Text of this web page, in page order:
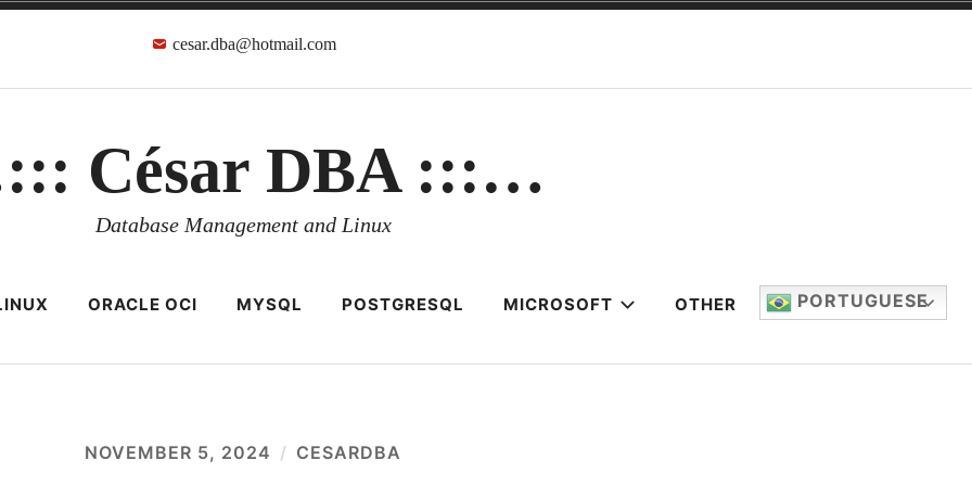
cesar.dba@hotmail.com
César DBA :::…
Database Management and Linux
ORACLE OCI MYSQL POSTGRESQL MICROSOFT OTHER PORTUGUESE
NOVEMBER 5, 2024 CESARDBA